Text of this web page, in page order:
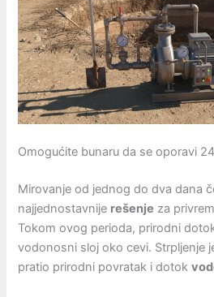
Omogućite bunaru da se oporavi
Mirovanje od jednog do dva dana
najjednostavnije rešenje za
Tokom ovog perioda, prirodni
vodonosni sloj oko cevi. Strpljenje
pratio prirodni povratak i dotok